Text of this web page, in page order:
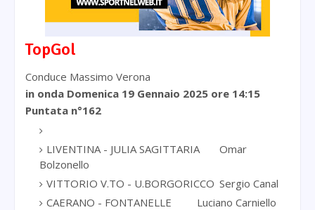
TopGol
Conduce Massimo Verona
in onda Domenica 19 Gennaio 2025 ore 14:15
Puntata n°162
LIVENTINA - JULIA SAGITTARIA
Omar
Bolzonello
VITTORIO V.TO - U.BORGORICCO Sergio Canal
CAERANO - FONTANELLE
Luciano Carniello